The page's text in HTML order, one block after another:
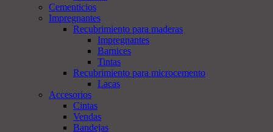
Cementicios
Impregnantes
Recubrimiento para maderas
Impregnantes
Barnices
Tintas
Recubrimiento para microcemento
Lacas
Accesorios
Cintas
Vendas
Bandejas